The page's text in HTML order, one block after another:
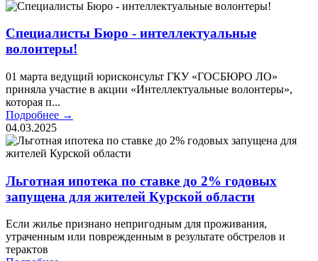
Специалисты Бюро - интеллектуальные
волонтеры!
01 марта ведущий юрисконсульт ГКУ «ГОСБЮРО ЛО»
приняла участие в акции «Интеллектуальные волонтеры»,
которая п...
Подробнее →
04.03.2025
Льготная ипотека по ставке до 2% годовых
запущена для жителей Курской области
Если жилье признано непригодным для проживания,
утраченным или поврежденным в результате обстрелов и
терактов